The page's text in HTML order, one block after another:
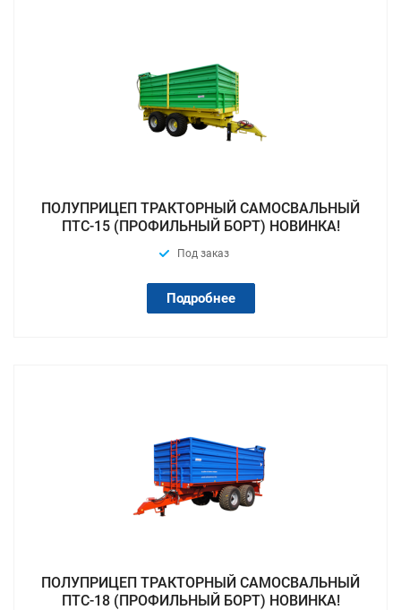
ПОЛУПРИЦЕП ТРАКТОРНЫЙ САМОСВАЛЬНЫЙ
ПТС-15 (ПРОФИЛЬНЫЙ БОРТ) НОВИНКА!
Под заказ
Подробнее
ПОЛУПРИЦЕП ТРАКТОРНЫЙ САМОСВАЛЬНЫЙ
ПТС-18 (ПРОФИЛЬНЫЙ БОРТ) НОВИНКА!